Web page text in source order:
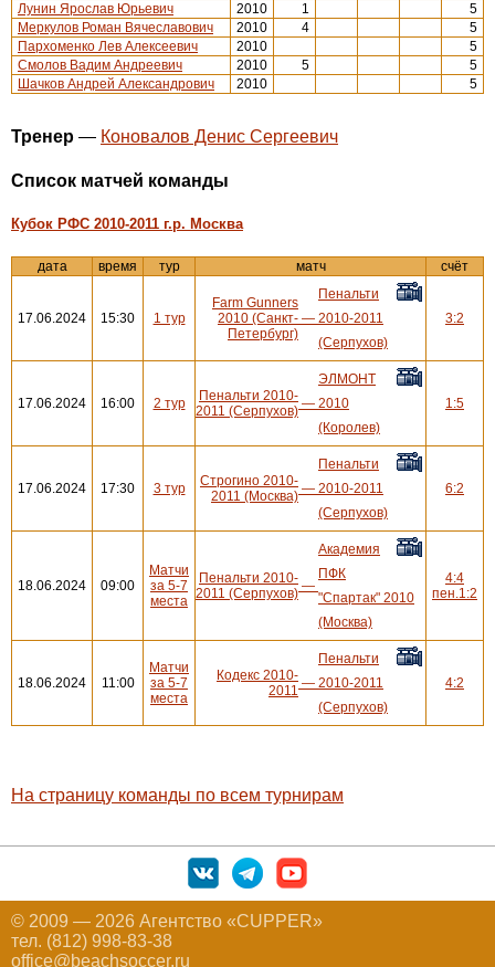
Лунин Ярослав Юрьевич
2010 1
5
Меркулов Роман Вячеславович
2010 4
5
Пархоменко Лев Алексеевич
2010
5
Смолов Вадим Андреевич
2010 5
5
Шачков Андрей Александрович
2010 5
Тренер — Коновалов Денис Сергеевич
Cписок матчей команды
Кубок РФС 2010-2011 г.р. Москва
дата время тур матч счёт
17.06.2024 15:30 1 тур
Farm Gunners
2010 (Санкт-
Петербург)
—
Пенальти
2010-2011
(Серпухов)
3:2
17.06.2024 16:00 2 тур
Пенальти 2010-
2011 (Серпухов) —
ЭЛМОНТ
2010
(Королев)
1:5
17.06.2024 17:30 3 тур
Строгино 2010-
2011 (Москва) —
Пенальти
2010-2011
(Серпухов)
6:2
18.06.2024 09:00
Матчи
за 5-7
места
Пенальти 2010-
2011 (Серпухов) —
Академия
ПФК
"Спартак" 2010
(Москва)
4:4
пен.1:2
18.06.2024 11:00
Матчи
за 5-7
места
Кодекс 2010-
2011 —
Пенальти
2010-2011
(Серпухов)
4:2
На страницу команды по всем турнирам
© 2009 — 2026 Агентство «CUPPER»
тел. (812) 998-83-38
office@beachsoccer.ru